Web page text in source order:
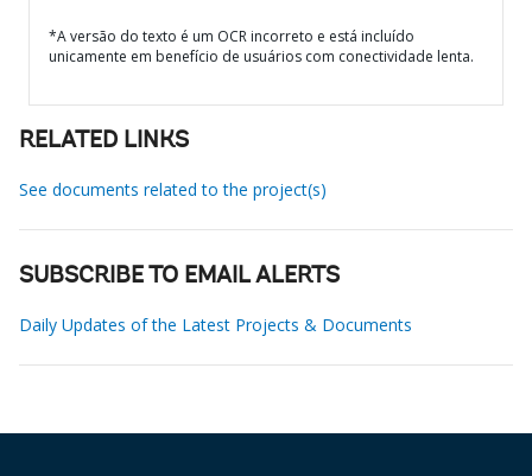
*A versão do texto é um OCR incorreto e está incluído
unicamente em benefício de usuários com conectividade lenta.
RELATED LINKS
See documents related to the project(s)
SUBSCRIBE TO EMAIL ALERTS
Daily Updates of the Latest Projects & Documents